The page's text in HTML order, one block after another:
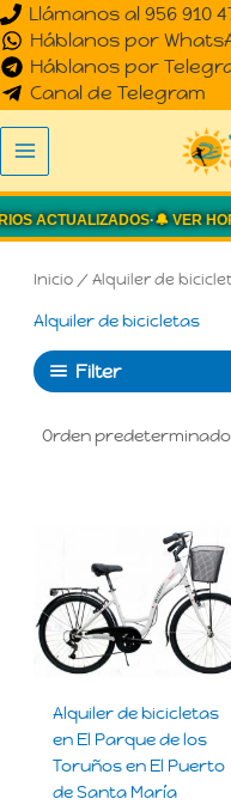
Ir
al
contenido
Llámanos al 956 910
Háblanos por
Háblanos por
Canal de Telegram
Inicio/ Alquiler de
Alquiler de bicicletas
Filter
Alquiler de bicicletas
en El Parque de los
Toruños en El Puerto
de Santa María